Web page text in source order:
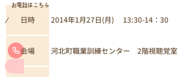
お電話はこちら
日時 2014年1月27日(月) 13:30-14：30
会場 河北町職業訓練センター 2階視聴覚室